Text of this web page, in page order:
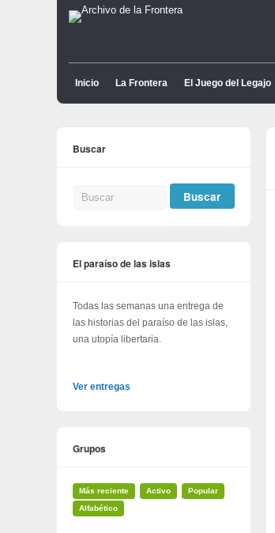
Inicio La Frontera El Juego del Legajo
Buscar
El paraíso de las islas
Todas las semanas una entrega de
las historias del paraíso de las islas,
una utopía libertaria.
Ver entregas
Grupos
Más reciente Activo
Popular
Alfabético